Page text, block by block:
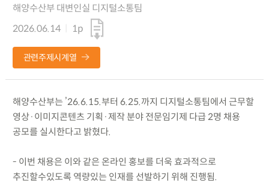
해양수산부 대변인실 디지털소통팀
2026.06.14
1p
관련주제시계열
해양수산부는 ’26.6.15.부터 6.25.까지 디지털소통팀에서 근무할
영상·이미지콘텐츠 기획·제작 분야 전문임기제 다급 2명 채용
공모를 실시한다고 밝혔다.
- 이번 채용은 이와 같은 온라인 홍보를 더욱 효과적으로
추진할수있도록 역량있는 인재를 선발하기 위해 진행됨.